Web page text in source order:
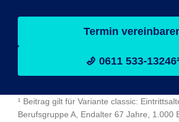
Termin
0611 533-
¹ Beitrag gilt für Variante classic:
Berufsgruppe A, Endalter 67 Jahre, 1.000